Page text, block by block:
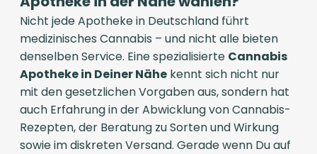
Nicht jede Apotheke in Deutschland führt
medizinisches Cannabis – und nicht alle bieten
denselben Service. Eine spezialisierte Cannabis
Apotheke in Deiner Nähe kennt sich nicht nur
mit den gesetzlichen Vorgaben aus, sondern hat
auch Erfahrung in der Abwicklung von Cannabis-
Rezepten, der Beratung zu Sorten und Wirkung
sowie im diskreten Versand. Gerade wenn Du auf